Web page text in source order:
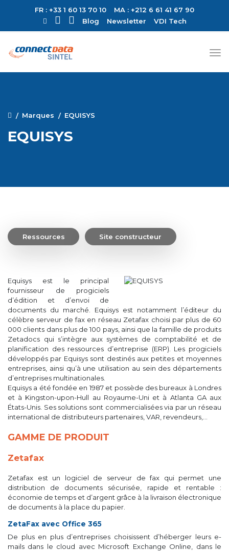
FR : +33 1 60 13 70 10
MA : +212 6 61 41 67 90
Blog
Newsletter VDI Tech
Marques EQUISYS
EQUISYS
Ressources Site constructeur
Equisys est le principal
fournisseur de progiciels
d’édition et d’envoi de
documents du marché. Equisys est notamment l’éditeur du
célèbre serveur de fax en réseau Zetafax choisi par plus de 60
000 clients dans plus de 100 pays, ainsi que la famille de produits
Zetadocs qui s’intègre aux systèmes de comptabilité et de
planification des ressources d’entreprise (ERP). Les progiciels
développés par Equisys sont destinés aux petites et moyennes
entreprises, ainsi qu’à une utilisation au sein des départements
d’entreprises multinationales.
Equisys a été fondée en 1987 et possède des bureaux à Londres
et à Kingston-upon-Hull au Royaume-Uni et à Atlanta GA aux
États-Unis. Ses solutions sont commercialisées via par un réseau
international de distributeurs partenaires, VAR, revendeurs,…
GAMME DE PRODUIT
Zetafax
Zetafax est un logiciel de serveur de fax qui permet une
distribution de documents sécurisée, rapide et rentable :
économie de temps et d’argent grâce à la livraison électronique
de documents à la place du papier.
ZetaFax avec Office 365
De plus en plus d’entreprises choisissent d’héberger leurs e-
mails dans le cloud avec Microsoft Exchange Online, dans le